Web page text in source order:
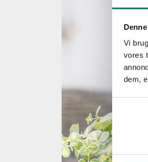
Vi
vores
dem,